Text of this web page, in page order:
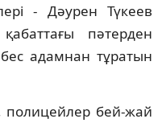
- Дәурен Түкеев
пәтерден
бес адамнан тұратын
бей-жай